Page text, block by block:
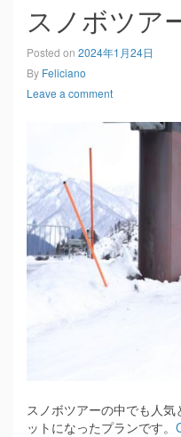
スノボツア
Posted on 2024年1月24日
By Feliciano
Leave a comment
スノボツアーの中でも人
ットになったプランです。